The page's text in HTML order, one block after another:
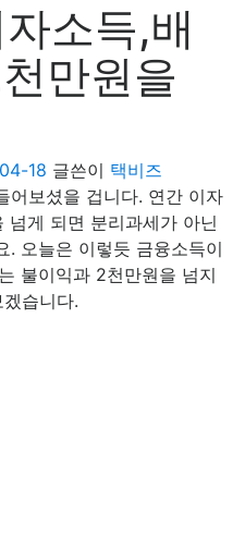
소득,배
만원을
18 글쓴이 택비즈
어보셨을 겁니다. 연간 이자
넘게 되면 분리과세가 아닌
. 오늘은 이렇듯 금융소득이
불이익과 2천만원을 넘지
습니다.